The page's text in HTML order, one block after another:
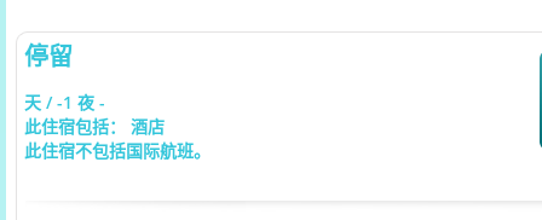
停留
天 / -1 夜 -
此住宿包括： 酒店
此住宿不包括国际航班。